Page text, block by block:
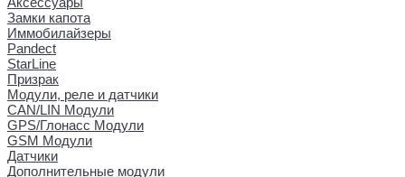
Замки капота
Иммобилайзеры
Pandect
StarLine
Призрак
Модули, реле и датчики
CAN/LIN Модули
GPS/Глонасс Модули
GSM Модули
Датчики
Дополнительные модули